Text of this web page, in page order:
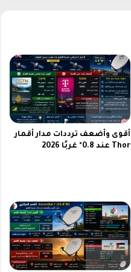
أقوى وأضعف ترددات مدار أقمار
Thor عند 0.8° غربًا 2026